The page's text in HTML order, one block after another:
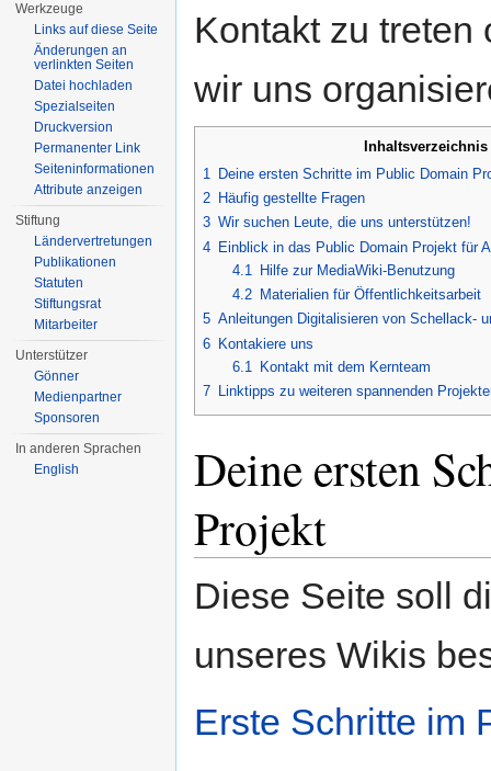
Kontakt zu treten
wir uns
Inhaltsverzeichnis
1
Deine ersten Schritte im Public Domain
2 Häufig gestellte Fragen
3 Wir suchen Leute, die uns unterstützen!
4 Einblick in das Public Domain Projekt für
4.1
Hilfe zur MediaWiki-Benutzung
4.2
Materialien für Öffentlichkeitsarbeit
5 Anleitungen Digitalisieren von Schellack-
6 Kontakiere uns
6.1
Kontakt mit dem Kernteam
7
Linktipps zu weiteren spannenden
Deine ersten
Projekt
Diese Seite soll
unseres Wikis
Erste Schritte im
Werkzeuge
Links auf diese Seite
Änderungen an
verlinkten Seiten
Datei hochladen
Spezialseiten
Druckversion
Permanenter Link
Seiten­informationen
Attribute anzeigen
Stiftung
Ländervertretungen
Publikationen
Statuten
Stiftungsrat
Mitarbeiter
Unterstützer
Gönner
Medienpartner
Sponsoren
In anderen Sprachen
English